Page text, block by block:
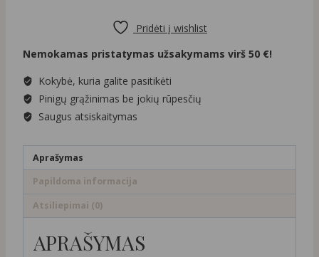
grandinėlė
Pridėti į wishlist
Nemokamas pristatymas užsakymams virš 50 €!
Kokybė, kuria galite pasitikėti
Pinigų grąžinimas be jokių rūpesčių
Saugus atsiskaitymas
Aprašymas
Papildoma informacija
Atsiliepimai (0)
APRAŠYMAS